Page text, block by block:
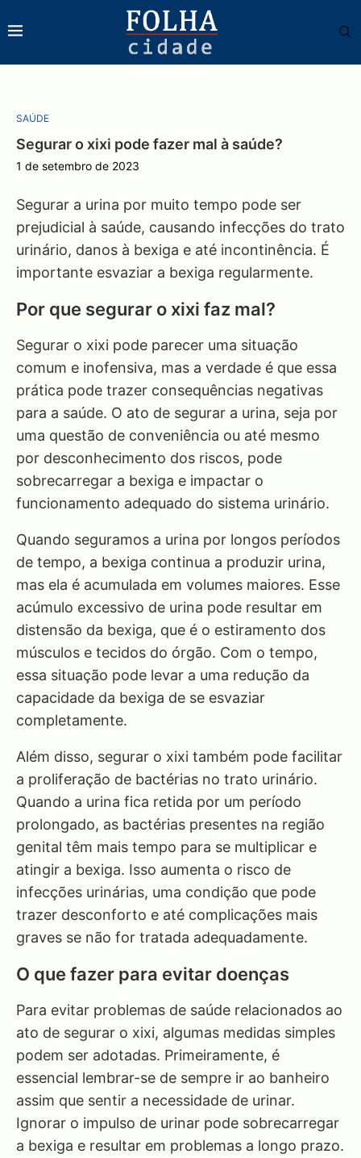
SAÚDE
Segurar o xixi pode fazer mal à saúde?
1 de setembro de 2023
Segurar a urina por muito tempo pode ser
prejudicial à saúde, causando infecções do trato
urinário, danos à bexiga e até incontinência. É
importante esvaziar a bexiga regularmente.
Por que segurar o xixi faz mal?
Segurar o xixi pode parecer uma situação
comum e inofensiva, mas a verdade é que essa
prática pode trazer consequências negativas
para a saúde. O ato de segurar a urina, seja por
uma questão de conveniência ou até mesmo
por desconhecimento dos riscos, pode
sobrecarregar a bexiga e impactar o
funcionamento adequado do sistema urinário.
Quando seguramos a urina por longos períodos
de tempo, a bexiga continua a produzir urina,
mas ela é acumulada em volumes maiores. Esse
acúmulo excessivo de urina pode resultar em
distensão da bexiga, que é o estiramento dos
músculos e tecidos do órgão. Com o tempo,
essa situação pode levar a uma redução da
capacidade da bexiga de se esvaziar
completamente.
Além disso, segurar o xixi também pode facilitar
a proliferação de bactérias no trato urinário.
Quando a urina fica retida por um período
prolongado, as bactérias presentes na região
genital têm mais tempo para se multiplicar e
atingir a bexiga. Isso aumenta o risco de
infecções urinárias, uma condição que pode
trazer desconforto e até complicações mais
graves se não for tratada adequadamente.
O que fazer para evitar doenças
Para evitar problemas de saúde relacionados ao
ato de segurar o xixi, algumas medidas simples
podem ser adotadas. Primeiramente, é
essencial lembrar-se de sempre ir ao banheiro
assim que sentir a necessidade de urinar.
Ignorar o impulso de urinar pode sobrecarregar
a bexiga e resultar em problemas a longo prazo.